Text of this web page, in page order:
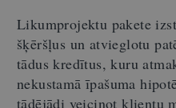
Likumprojektu pakete
šķēršļus un atvieglotu
tādus kredītus, kuru
nekustamā īpašuma
tādējādi veicinot klientu